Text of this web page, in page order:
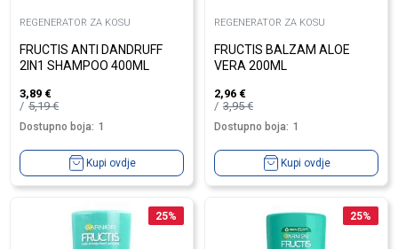
REGENERATOR ZA KOSU
FRUCTIS ANTI DANDRUFF
2IN1 SHAMPOO 400ML
3,89 €
5,19€
Dostupno boja: 1
Kupi ovdje
REGENERATOR ZA KOSU
FRUCTIS BALZAM ALOE
VERA 200ML
2,96 €
3,95€
Dostupno boja: 1
Kupi ovdje
25% 25%